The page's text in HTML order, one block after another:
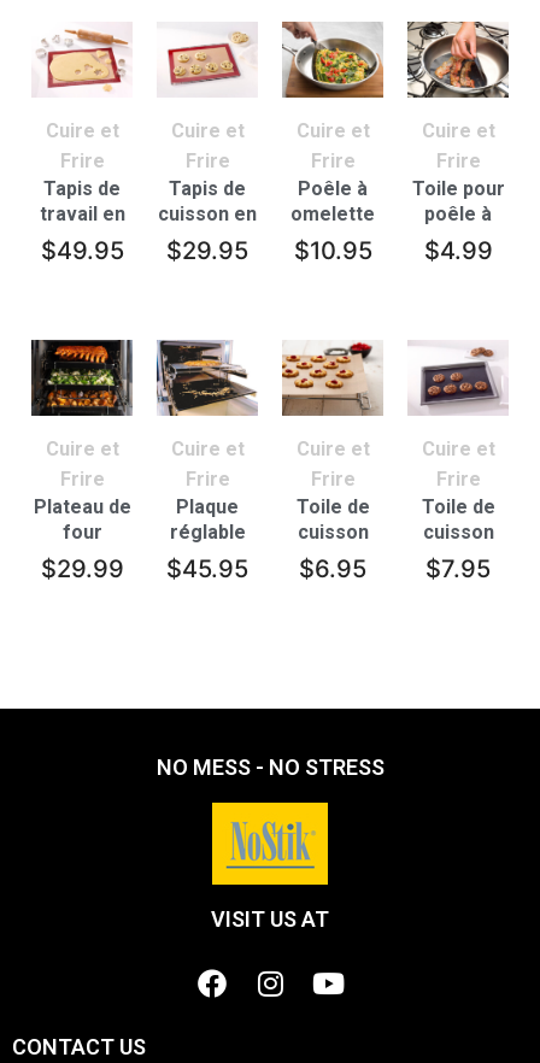
Cuire et
Frire
Tapis de
travail en
silicone
$49.95
Cuire et
Frire
Tapis de
cuisson en
silicone
$29.95
Cuire et
Frire
Poêle à
omelette
$10.95
Cuire et
Frire
Toile pour
poêle à
frire
$4.99
Cuire et
Frire
Plateau de
four
surélevé
empilable
$29.99
Cuire et
Frire
Plaque
réglable
pour four
$45.95
Cuire et
Frire
Toile de
cuisson
(marron)
$6.95
Cuire et
Frire
Toile de
cuisson
$7.95
NO MESS - NO STRESS
VISIT US AT
CONTACT US